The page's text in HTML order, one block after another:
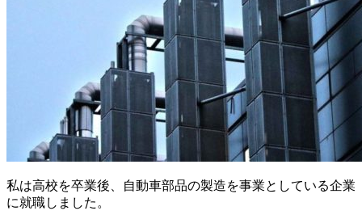
私は高校を卒業後、自動車部品の製造を事業としている企業
に就職しました。